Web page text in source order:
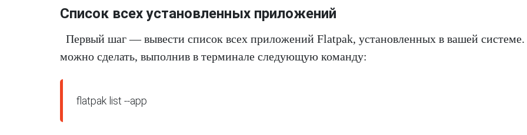
Список всех установленных приложений
Первый шаг — вывести список всех приложений Flatpak, установленных в вашей
можно сделать, выполнив в терминале следующую команду:
flatpak list --app